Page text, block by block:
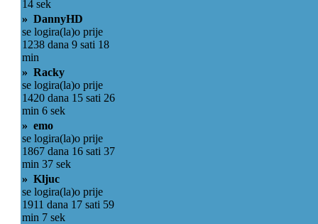
14 sek
» DannyHD
se logira(la)o prije
1238 dana 9 sati 18
min
» Racky
se logira(la)o prije
1420 dana 15 sati 26
min 6 sek
» emo
se logira(la)o prije
1867 dana 16 sati 37
min 37 sek
» Kljuc
se logira(la)o prije
1911 dana 17 sati 59
min 7 sek